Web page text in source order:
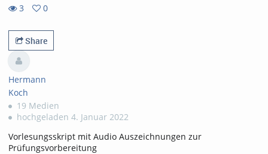
3
views
0
favorites
Share
Hermann
Koch
19 Medien
hochgeladen 4. Januar 2022
Vorlesungsskript mit Audio Auszeichnungen zur
Prüfungsvorbereitung